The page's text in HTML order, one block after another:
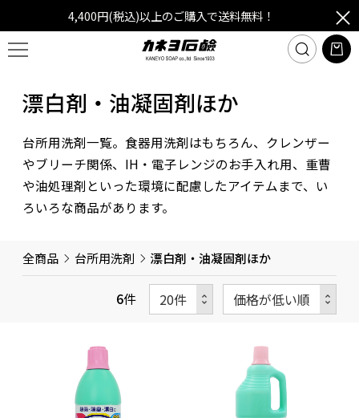
4,400円(税込)以上のご購入で送料無料！
漂白剤・油凝固剤ほか
台所用洗剤一覧。食器用洗剤はもちろん、クレンザー
やブリーチ関係、IH・電子レンジのお手入れ用、重曹
や油処理剤といった環境に配慮したアイテムまで、い
ろいろな商品があります。
全商品 台所用洗剤 漂白剤・油凝固剤ほか
6件